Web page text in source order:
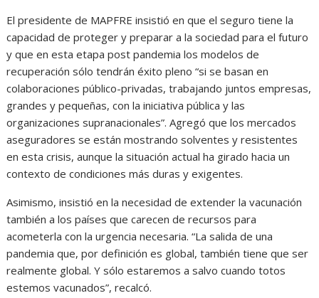
El presidente de MAPFRE insistió en que el seguro tiene la
capacidad de proteger y preparar a la sociedad para el futuro
y que en esta etapa post pandemia los modelos de
recuperación sólo tendrán éxito pleno “si se basan en
colaboraciones público-privadas, trabajando juntos empresas,
grandes y pequeñas, con la iniciativa pública y las
organizaciones supranacionales”. Agregó que los mercados
aseguradores se están mostrando solventes y resistentes
en esta crisis, aunque la situación actual ha girado hacia un
contexto de condiciones más duras y exigentes.
Asimismo, insistió en la necesidad de extender la vacunación
también a los países que carecen de recursos para
acometerla con la urgencia necesaria. “La salida de una
pandemia que, por definición es global, también tiene que ser
realmente global. Y sólo estaremos a salvo cuando totos
estemos vacunados”, recalcó.